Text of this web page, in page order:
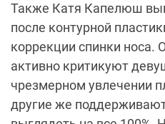
Также Катя Капелюш
после контурной
коррекции спинки носа.
активно критикуют
чрезмерном увлечении
другие же